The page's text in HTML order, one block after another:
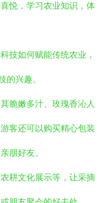
悦，学习农业知识，体
技如何赋能传统农业，
的兴趣。
脆嫩多汁、玫瑰香沁人
客还可以购买精心包装
朋好友。
耕文化展示等，让采摘